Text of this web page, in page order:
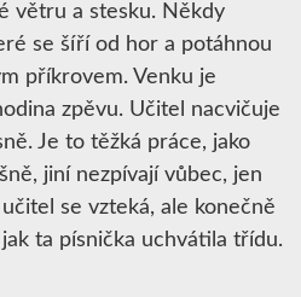
větru a stesku. Někdy
se šíří od hor a potáhnou
příkrovem. Venku je
zpěvu. Učitel nacvičuje
Je to těžká práce, jako
jiní nezpívají vůbec, jen
se vzteká, ale konečně
ta písnička uchvátila třídu.